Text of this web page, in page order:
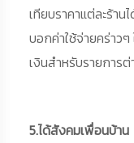
เทียบราคาแต่ละร้า
บอกค่าใช้จ่ายคร่าว
เงินสำหรับรายการ
5.ได้สังคมเพื่อนบ้าน